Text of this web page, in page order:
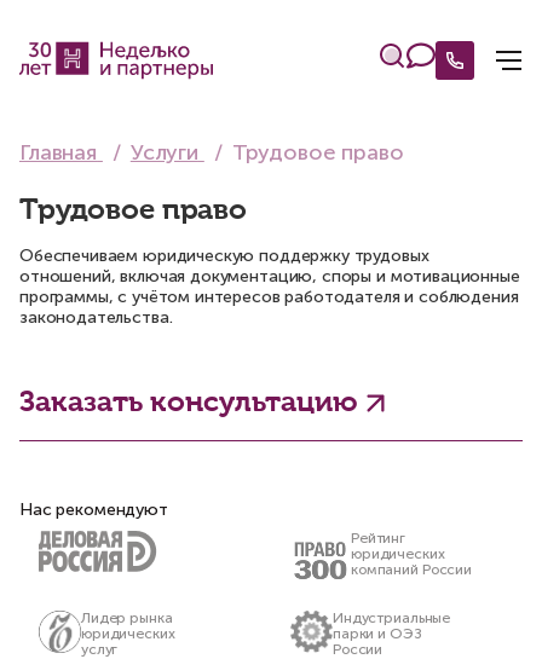
Главная Услуги Трудовое право
Трудовое право
Обеспечиваем юридическую поддержку трудовых
отношений, включая документацию, споры и мотивационные
программы, с учётом интересов работодателя и соблюдения
законодательства.
Заказать консультацию
Нас рекомендуют
Рейтинг
юридических
компаний России
Лидер рынка
юридических
услуг
Индустриальные
парки и ОЭЗ
России